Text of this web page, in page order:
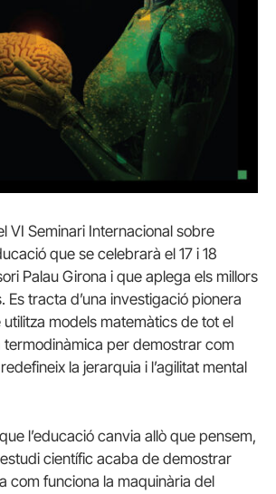
VI Seminari Internacional sobre
que se celebrarà el 17 i 18
Palau Girona i que aplega els millors
Es tracta d’una investigació pionera
models matemàtics de tot el
termodinàmica per demostrar com
la jerarquia i l’agilitat mental
l’educació canvia allò que pensem,
científic acaba de demostrar
com funciona la maquinària del